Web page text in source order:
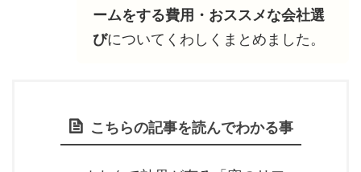
ームをする費用・おススメな会社選
びについてくわしくまとめました。
こちらの記事を読んでわかる事